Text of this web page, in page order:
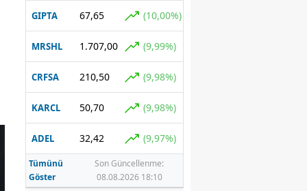
GIPTA 67,65 (10,00%)
MRSHL 1.707,00 (9,99%)
CRFSA 210,50 (9,98%)
KARCL 50,70 (9,98%)
ADEL 32,42 (9,97%)
Tümünü
Göster
Son Güncellenme:
08.08.2026 18:10